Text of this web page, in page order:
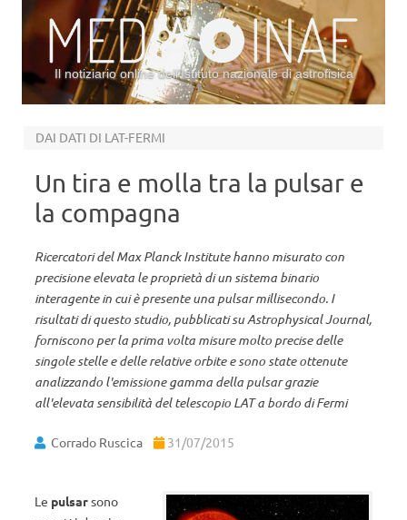
Il notiziario online dell’Istituto nazionale di astrofisica
DAI DATI DI LAT-FERMI
Un tira e molla tra la pulsar e
la compagna
Ricercatori del Max Planck Institute hanno misurato con
precisione elevata le proprietà di un sistema binario
interagente in cui è presente una pulsar millisecondo. I
risultati di questo studio, pubblicati su Astrophysical Journal,
forniscono per la prima volta misure molto precise delle
singole stelle e delle relative orbite e sono state ottenute
analizzando l'emissione gamma della pulsar grazie
all'elevata sensibilità del telescopio LAT a bordo di Fermi
Corrado Ruscica 31/07/2015
Le pulsarsono